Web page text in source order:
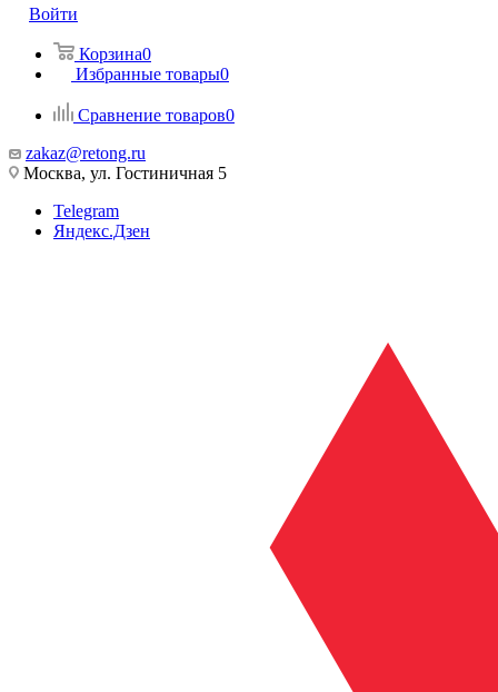
Войти
Корзина0
Избранные товары0
Сравнение товаров0
zakaz@retong.ru
Москва, ул. Гостиничная 5
Telegram
Яндекс.Дзен